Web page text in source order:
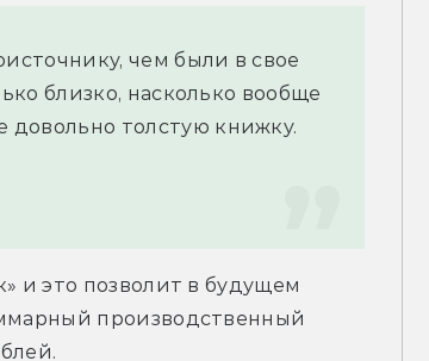
чем были в свое
близко, насколько вообще
толстую книжку.
и это позволит в будущем
производственный